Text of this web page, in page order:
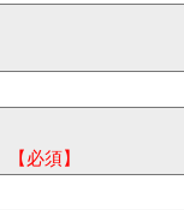
【必須】